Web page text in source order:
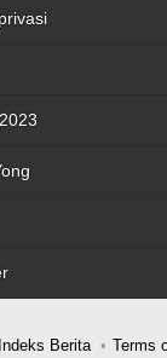
Indeks Berita Terms